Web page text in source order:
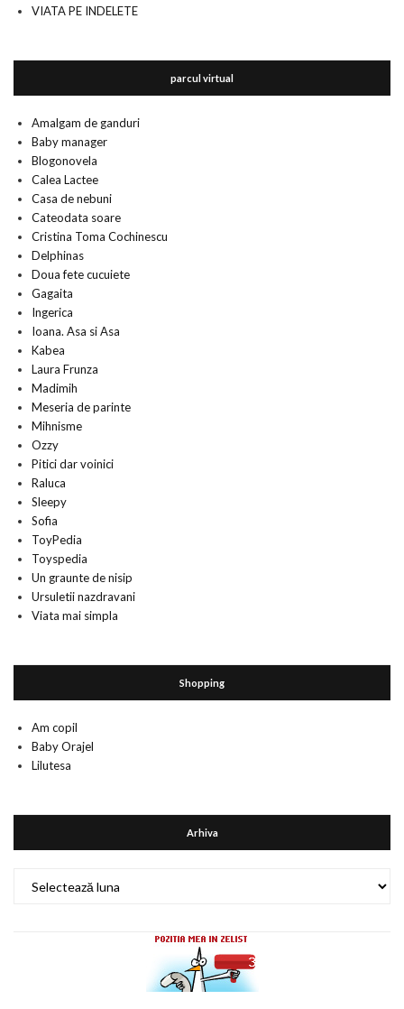
VIATA PE INDELETE
parcul virtual
Amalgam de ganduri
Baby manager
Blogonovela
Calea Lactee
Casa de nebuni
Cateodata soare
Cristina Toma Cochinescu
Delphinas
Doua fete cucuiete
Gagaita
Ingerica
Ioana. Asa si Asa
Kabea
Laura Frunza
Madimih
Meseria de parinte
Mihnisme
Ozzy
Pitici dar voinici
Raluca
Sleepy
Sofia
ToyPedia
Toyspedia
Un graunte de nisip
Ursuletii nazdravani
Viata mai simpla
Shopping
Am copil
Baby Orajel
Lilutesa
Arhiva